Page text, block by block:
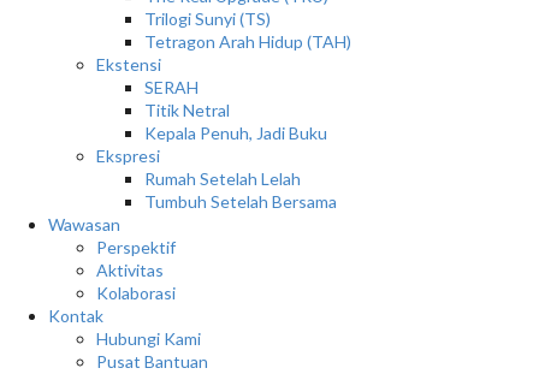
Trilogi Sunyi (TS)
Tetragon Arah Hidup (TAH)
Ekstensi
SERAH
Titik Netral
Kepala Penuh, Jadi Buku
Ekspresi
Rumah Setelah Lelah
Tumbuh Setelah Bersama
Wawasan
Perspektif
Aktivitas
Kolaborasi
Kontak
Hubungi Kami
Pusat Bantuan